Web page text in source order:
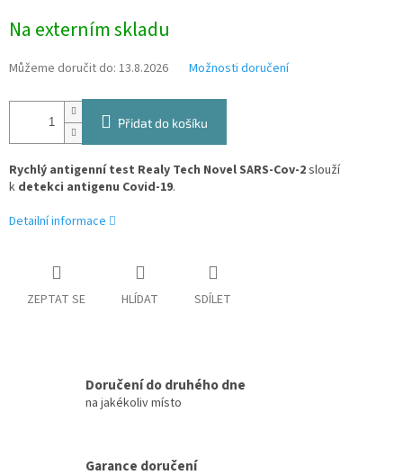
cena:
Na externím skladu
Můžeme doručit do: 13.8.2026 Možnosti doručení
Přidat do košíku
Rychlý antigenní test Realy Tech Novel SARS-Cov-2slouží
k detekci antigenu Covid-19.
Detailní informace
ZEPTAT SE HLÍDAT SDÍLET
Doručení do druhého dne
na jakékoliv místo
Garance doručení